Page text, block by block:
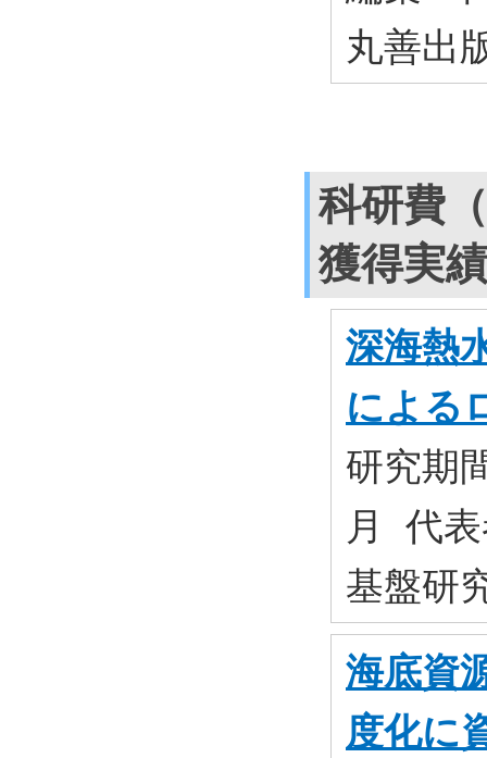
丸善出
科研費
獲得実績
深海熱
による
研究期
月 代
基盤研
海底資
度化に